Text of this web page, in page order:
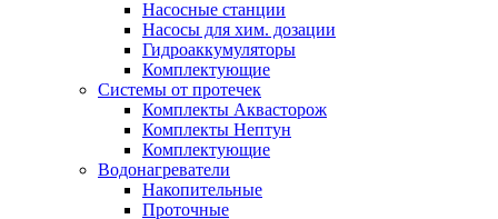
Насосные станции
Насосы для хим. дозации
Гидроаккумуляторы
Комплектующие
Системы от протечек
Комплекты Аквасторож
Комплекты Нептун
Комплектующие
Водонагреватели
Накопительные
Проточные